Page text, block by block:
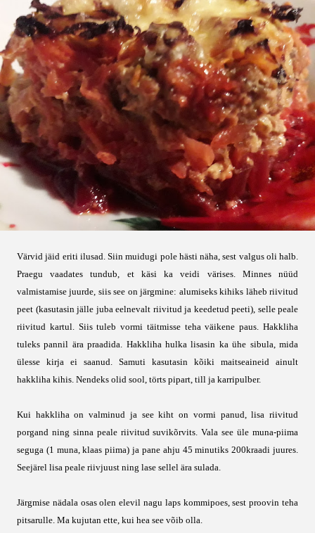
Värvid jäid eriti ilusad. Siin muidugi pole hästi näha, sest valgus oli halb.
Praegu vaadates tundub, et käsi ka veidi värises. Minnes nüüd
valmistamise juurde, siis see on järgmine: alumiseks kihiks läheb riivitud
peet (kasutasin jälle juba eelnevalt riivitud ja keedetud peeti), selle peale
riivitud kartul. Siis tuleb vormi täitmisse teha väikene paus. Hakkliha
tuleks pannil ära praadida. Hakkliha hulka lisasin ka ühe sibula, mida
ülesse kirja ei saanud. Samuti kasutasin kõiki maitseaineid ainult
hakkliha kihis. Nendeks olid sool, törts pipart, till ja karripulber.
Kui hakkliha on valminud ja see kiht on vormi panud, lisa riivitud
porgand ning sinna peale riivitud suvikõrvits. Vala see üle muna-piima
seguga (1 muna, klaas piima) ja pane ahju 45 minutiks 200kraadi juures.
Seejärel lisa peale riivjuust ning lase sellel ära sulada.
Järgmise nädala osas olen elevil nagu laps kommipoes, sest proovin teha
pitsarulle. Ma kujutan ette, kui hea see võib olla.